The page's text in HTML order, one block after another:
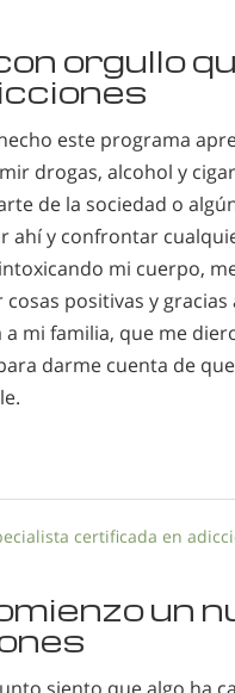
orgullo
este programa
drogas, alcohol y
de la sociedad o
ahí y confrontar
mi cuerpo,
positivas y
a mi familia, que me
darme cuenta de
certificada en
un